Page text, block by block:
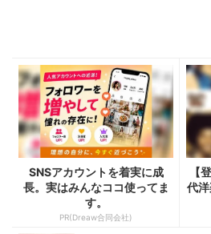
SNSアカウントを着実に成
長。実はみんなココ使ってま
す。
PR(Dreaw合同会社)
【
代